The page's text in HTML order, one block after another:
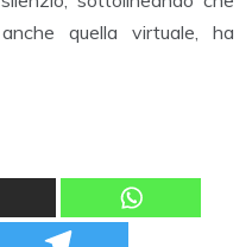
quella virtuale, ha